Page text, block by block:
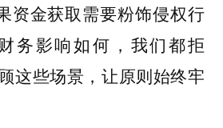
资金获取需要粉饰侵权行
务影响如何，我们都拒
这些场景，让原则始终牢